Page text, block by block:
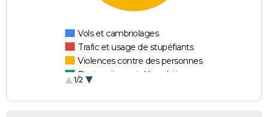
Vols et cambriolages
Trafic et usage de stupéfiants
Violences contre des personnes
Destructions et dégradations
1/2